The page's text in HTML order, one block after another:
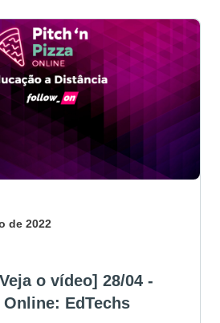
de 2022
o vídeo] 28/04 -
EdTechs